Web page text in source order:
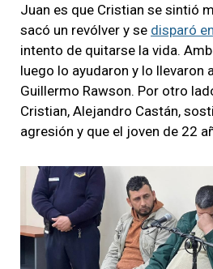
Juan es que Cristian se sintió
sacó un revólver y se disparó
intento de quitarse la vida.
luego lo ayudaron y lo llevaron
Guillermo Rawson. Por otro
Cristian, Alejandro Castán,
agresión y que el joven de 22